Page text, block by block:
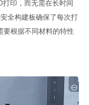
印，而无需在长时间
全构建板确保了每次打
要根据不同材料的特性